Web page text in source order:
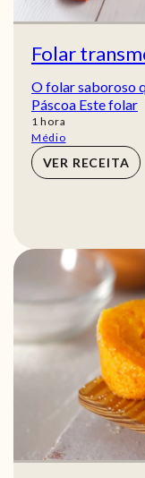
Folar
O folar saboroso
Páscoa Este folar
1 hora
hora
Médio
VER RECEITA